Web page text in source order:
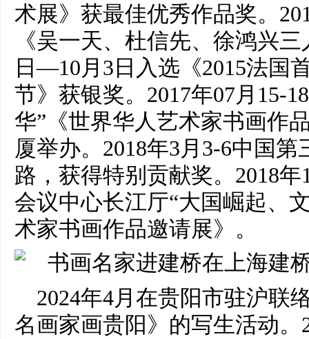
术展》获最佳优秀作品奖。
《吴一天、杜信先、徐鸿兴
日—10月3日入选《2015法国
节》获银奖。2017年07月15-
华”《世界华人艺术家书画作
厦举办。2018年3月3-6中国
路，获得特别贡献奖。2018
会议中心长江厅“大国崛起、
术家书画作品邀请展》。
2024年4月在贵阳市驻沪联
名画家画贵阳》的写生活动。